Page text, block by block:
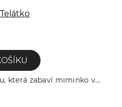
která zabaví miminko v...